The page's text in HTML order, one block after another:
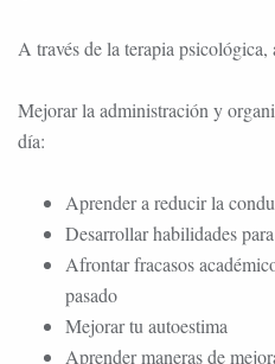
A través de la terapia psicológica,
Mejorar la administración y
día:
Aprender a reducir la
Desarrollar habilidades
Afrontar fracasos
pasado
Mejorar tu autoestima
Aprender maneras de